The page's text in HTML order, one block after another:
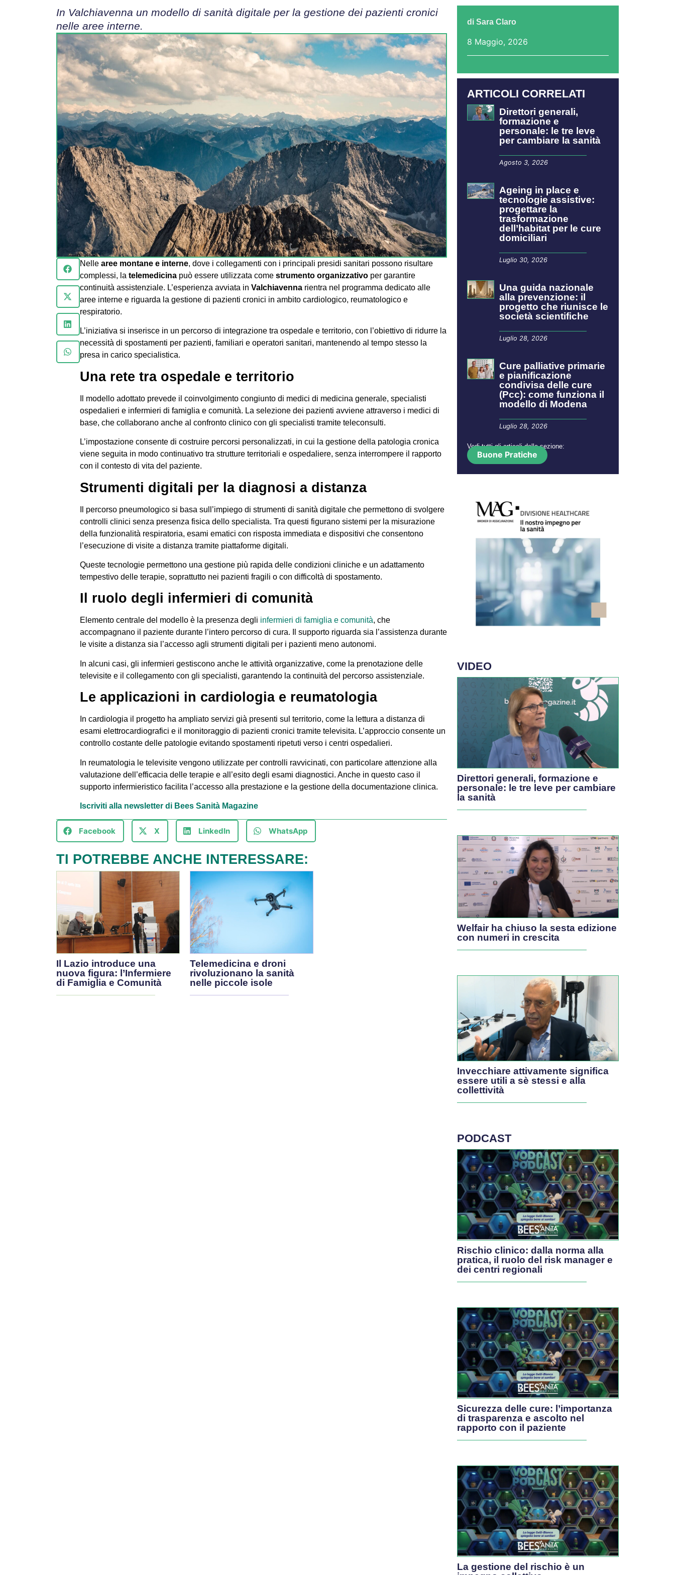
In Valchiavenna un modello di sanità digitale per la gestione dei pazienti cronici
nelle aree interne.
Nelle aree montane e interne, dove i collegamenti con i principali presidi sanitari possono risultare
complessi, la telemedicinapuò essere utilizzata come strumento organizzativoper garantire
continuità assistenziale. L’esperienza avviata in Valchiavennarientra nel programma dedicato alle
aree interne e riguarda la gestione di pazienti cronici in ambito cardiologico, reumatologico e
respiratorio.
L’iniziativa si inserisce in un percorso di integrazione tra ospedale e territorio, con l’obiettivo di ridurre la
necessità di spostamenti per pazienti, familiari e operatori sanitari, mantenendo al tempo stesso la
presa in carico specialistica.
Una rete tra ospedale e territorio
Il modello adottato prevede il coinvolgimento congiunto di medici di medicina generale, specialisti
ospedalieri e infermieri di famiglia e comunità. La selezione dei pazienti avviene attraverso i medici di
base, che collaborano anche al confronto clinico con gli specialisti tramite teleconsulti.
L’impostazione consente di costruire percorsi personalizzati, in cui la gestione della patologia cronica
viene seguita in modo continuativo tra strutture territoriali e ospedaliere, senza interrompere il rapporto
con il contesto di vita del paziente.
Strumenti digitali per la diagnosi a distanza
Il percorso pneumologico si basa sull’impiego di strumenti di sanità digitale che permettono di svolgere
controlli clinici senza presenza fisica dello specialista. Tra questi figurano sistemi per la misurazione
della funzionalità respiratoria, esami ematici con risposta immediata e dispositivi che consentono
l’esecuzione di visite a distanza tramite piattaforme digitali.
Queste tecnologie permettono una gestione più rapida delle condizioni cliniche e un adattamento
tempestivo delle terapie, soprattutto nei pazienti fragili o con difficoltà di spostamento.
Il ruolo degli infermieri di comunità
Elemento centrale del modello è la presenza degli infermieri di famiglia e comunità, che
accompagnano il paziente durante l’intero percorso di cura. Il supporto riguarda sia l’assistenza durante
le visite a distanza sia l’accesso agli strumenti digitali per i pazienti meno autonomi.
In alcuni casi, gli infermieri gestiscono anche le attività organizzative, come la prenotazione delle
televisite e il collegamento con gli specialisti, garantendo la continuità del percorso assistenziale.
Le applicazioni in cardiologia e reumatologia
In cardiologia il progetto ha ampliato servizi già presenti sul territorio, come la lettura a distanza di
esami elettrocardiografici e il monitoraggio di pazienti cronici tramite televisita. L’approccio consente un
controllo costante delle patologie evitando spostamenti ripetuti verso i centri ospedalieri.
In reumatologia le televisite vengono utilizzate per controlli ravvicinati, con particolare attenzione alla
valutazione dell’efficacia delle terapie e all’esito degli esami diagnostici. Anche in questo caso il
supporto infermieristico facilita l’accesso alla prestazione e la gestione della documentazione clinica.
Iscriviti alla newsletter di Bees Sanità Magazine
Facebook X LinkedIn WhatsApp
TI POTREBBE ANCHE INTERESSARE:
Il Lazio introduce una
nuova figura: l’Infermiere
di Famiglia e Comunità
Telemedicina e droni
rivoluzionano la sanità
nelle piccole isole
di Sara Claro
8 Maggio, 2026
ARTICOLI CORRELATI
Direttori generali,
formazione e
personale: le tre leve
per cambiare la sanità
Agosto 3, 2026
Ageing in place e
tecnologie assistive:
progettare la
trasformazione
dell’habitat per le cure
domiciliari
Luglio 30, 2026
​​​​Una guida nazionale
alla prevenzione: il
progetto che riunisce le
società scientifiche
Luglio 28, 2026
Cure palliative primarie
e pianificazione
condivisa delle cure
(Pcc): come funziona il
modello di Modena
Luglio 28, 2026
Vedi tutti gli articoli della sezione:
Buone Pratiche
VIDEO
Direttori generali, formazione e
personale: le tre leve per cambiare
la sanità
Welfair ha chiuso la sesta edizione
con numeri in crescita
Invecchiare attivamente significa
essere utili a sè stessi e alla
collettività
PODCAST
Rischio clinico: dalla norma alla
pratica, il ruolo del risk manager e
dei centri regionali
Sicurezza delle cure: l’importanza
di trasparenza e ascolto nel
rapporto con il paziente
La gestione del rischio è un